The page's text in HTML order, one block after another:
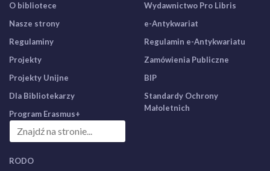
O bibliotece
Nasze strony
Regulaminy
Projekty
Projekty Unijne
Dla Bibliotekarzy
Program Erasmus+
Wydawnictwo Pro Libris
e-Antykwariat
Regulamin e-Antykwariatu
Zamówienia Publiczne
BIP
Standardy Ochrony
Małoletnich
RODO